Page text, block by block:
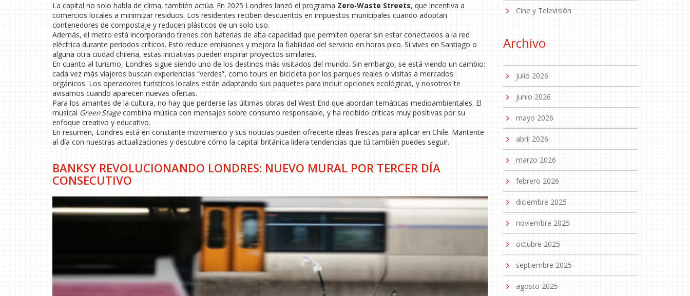
La capital no solo habla de clima, también actúa. En 2025 Londres lanzó el programa Zero‑Waste Streets, que incentiva a
comercios locales a minimizar residuos. Los residentes reciben descuentos en impuestos municipales cuando adoptan
contenedores de compostaje y reducen plásticos de un solo uso.
Además, el metro está incorporando trenes con baterías de alta capacidad que permiten operar sin estar conectados a la red
eléctrica durante periodos críticos. Esto reduce emisiones y mejora la fiabilidad del servicio en horas pico. Si vives en Santiago o
alguna otra ciudad chilena, estas iniciativas pueden inspirar proyectos similares.
En cuanto al turismo, Londres sigue siendo uno de los destinos más visitados del mundo. Sin embargo, se está viendo un cambio:
cada vez más viajeros buscan experiencias “verdes”, como tours en bicicleta por los parques reales o visitas a mercados
orgánicos. Los operadores turísticos locales están adaptando sus paquetes para incluir opciones ecológicas, y nosotros te
avisamos cuando aparecen nuevas ofertas.
Para los amantes de la cultura, no hay que perderse las últimas obras del West End que abordan temáticas medioambientales. El
musical Green Stagecombina música con mensajes sobre consumo responsable, y ha recibido críticas muy positivas por su
enfoque creativo y educativo.
En resumen, Londres está en constante movimiento y sus noticias pueden ofrecerte ideas frescas para aplicar en Chile. Mantente
al día con nuestras actualizaciones y descubre cómo la capital británica lidera tendencias que tú también puedes seguir.
BANKSY REVOLUCIONANDO LONDRES: NUEVO MURAL POR TERCER DÍA
CONSECUTIVO
Cine y Televisión
Archivo
julio 2026
junio 2026
mayo 2026
abril 2026
marzo 2026
febrero 2026
diciembre 2025
noviembre 2025
octubre 2025
septiembre 2025
agosto 2025